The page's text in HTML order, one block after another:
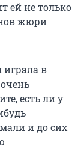
ей не только
жюри
играла в
есть ли у
и до сих